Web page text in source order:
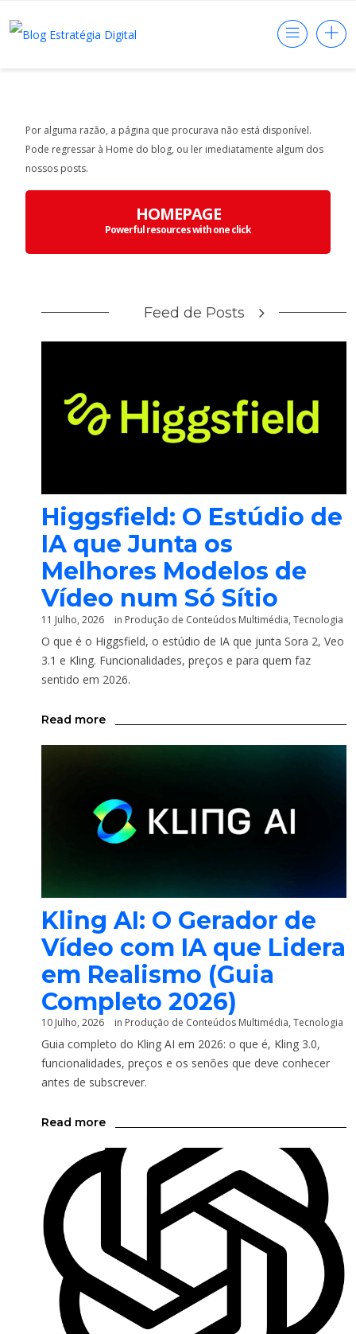
Por alguma razão, a página que procurava não está disponível.
Pode regressar à Home do blog, ou ler imediatamente algum dos
nossos posts.
HOMEPAGE
Powerful resources with one click
Feed de Posts
Higgsfield: O Estúdio de
IA que Junta os
Melhores Modelos de
Vídeo num Só Sítio
11 Julho, 2026 in Produção de Conteúdos Multimédia, Tecnologia
O que é o Higgsfield, o estúdio de IA que junta Sora 2, Veo
3.1 e Kling. Funcionalidades, preços e para quem faz
sentido em 2026.
Read more
Kling AI: O Gerador de
Vídeo com IA que Lidera
em Realismo (Guia
Completo 2026)
10 Julho, 2026 in Produção de Conteúdos Multimédia, Tecnologia
Guia completo do Kling AI em 2026: o que é, Kling 3.0,
funcionalidades, preços e os senões que deve conhecer
antes de subscrever.
Read more